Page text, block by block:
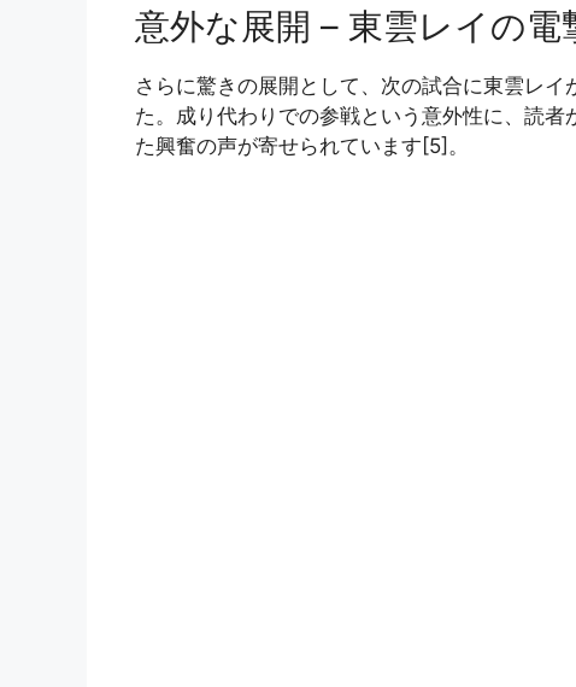
意外な展開 – 東雲レイの電
さらに驚きの展開として、次の試合に東雲レ
た。成り代わりでの参戦という意外性に、読
た興奮の声が寄せられています[5]。